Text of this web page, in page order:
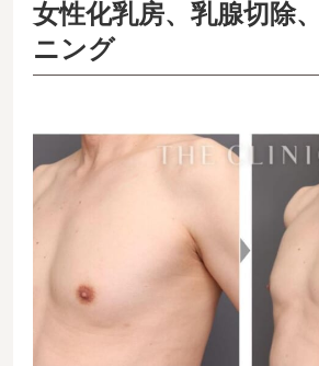
女性化乳房、乳腺切除
ニング